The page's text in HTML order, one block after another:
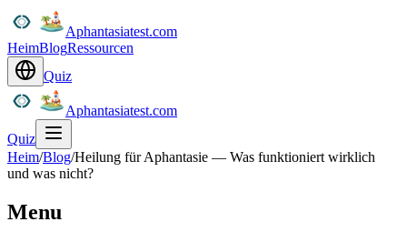
Aphantasiatest.com
HeimBlogRessourcen
Quiz
Aphantasiatest.com
Quiz
Heim/Blog/Heilung für Aphantasie — Was funktioniert wirklich
und was nicht?
Menu